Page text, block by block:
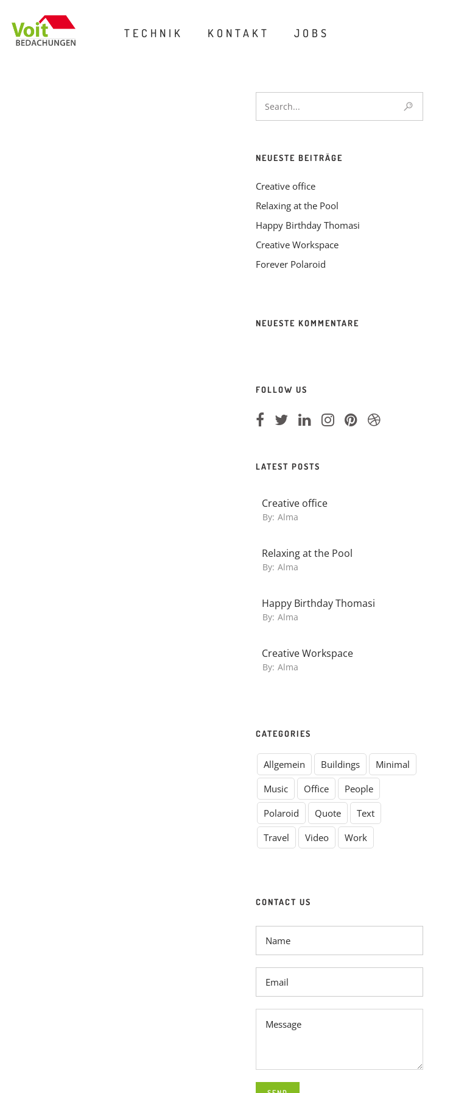
TECHNIK KONTAKT JOBS
NEUESTE BEITRÄGE
Creative office
Relaxing at the Pool
Happy Birthday Thomasi
Creative Workspace
Forever Polaroid
NEUESTE KOMMENTARE
FOLLOW US
LATEST POSTS
Creative office
By: Alma
Relaxing at the Pool
By: Alma
Happy Birthday Thomasi
By: Alma
Creative Workspace
By: Alma
CATEGORIES
Allgemein Buildings
Minimal
Music
Office
People
Polaroid
Quote
Text
Travel
Video Work
CONTACT US